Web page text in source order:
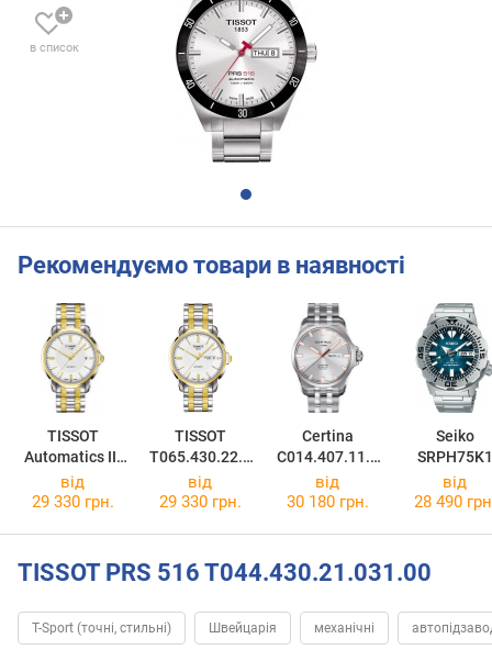
в список
Рекомендуємо товари в наявності
TISSOT
Automatics III
Day Date
T065.930.22.0
TISSOT
T065.430.22.0
31.00
Certina
C014.407.11.0
31.01
Seiko
SRPH75K1
від
29 330 грн.
від
29 330 грн.
від
30 180 грн.
від
28 490
TISSOT PRS 516 T044.430.21.031.00
T-Sport (точні, стильні) Швейцарія механічні